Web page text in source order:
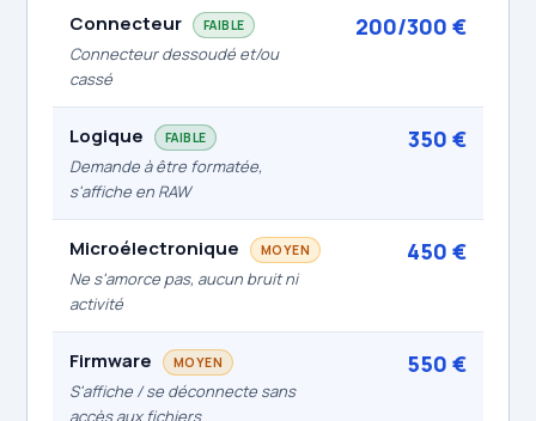
Connecteur FAIBLE
Connecteur dessoudé et/ou
cassé
200/300 €
Logique FAIBLE
Demande à être formatée,
s'affiche en RAW
350 €
Microélectronique MOYEN
Ne s'amorce pas, aucun bruit ni
activité
450 €
Firmware MOYEN
S'affiche / se déconnecte sans
accès aux fichiers
550 €